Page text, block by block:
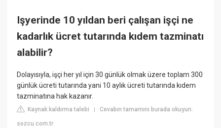
Işyerinde 10 yıldan beri çalışan işçi ne
kadarlık ücret tutarında kıdem tazminatı
alabilir?
Dolayısıyla, işçi her yıl için 30 günlük olmak üzere toplam 300
günlük ücreti tutarında yani 10 aylık ücreti tutarında kıdem
tazminatına hak kazanır.
Kaynak kaldırma talebi |Cevabın tamamını burada okuyun:
sozcu.com.tr